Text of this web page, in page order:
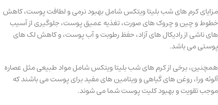
مزایای کرم های شب بلیتا ویتکس شامل بهبود نرمی و لطافت پوست، کاهش
خطوط و چین و چروک های صورت، تغذیه عمیق پوست، جلوگیری از آسیب
های ناشی از رادیکال های آزاد، حفظ رطوبت و آب پوست، و کاهش لک های
پوستی می باشد.
همچنین، برخی از کرم های شب بلیتا ویتکس شامل مواد طبیعی مثل عصاره
آلوئه ورا، روغن های گیاهی و ویتامین های مفید برای پوست می باشند که
موجب تقویت و بهبود کلیت پوست شما می شوند.